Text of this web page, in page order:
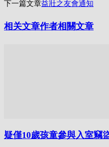
下一篇文章益壯之友會通知
相关文章作者相關文章
疑僅10歲孩童參與入室竊